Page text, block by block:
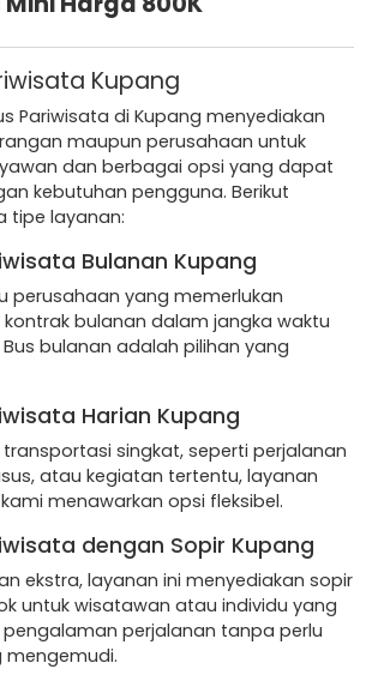
Kupang
Pariwisata di Kupang menyediakan
maupun perusahaan untuk
dan berbagai opsi yang dapat
kebutuhan pengguna. Berikut
tipe layanan:
Bulanan Kupang
perusahaan yang memerlukan
bulanan dalam jangka waktu
bulanan adalah pilihan yang
Harian Kupang
singkat, seperti perjalanan
atau kegiatan tertentu, layanan
menawarkan opsi fleksibel.
dengan Sopir Kupang
ekstra, layanan ini menyediakan sopir
untuk wisatawan atau individu yang
perjalanan tanpa perlu